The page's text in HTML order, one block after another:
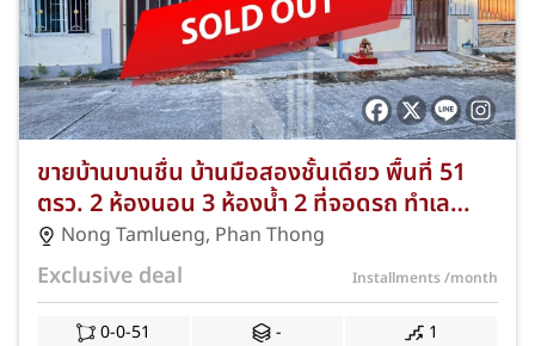
ขายบ้านบานชื่น บ้านมือสองชั้นเดียว พื้นที่ 51
ตรว. 2 ห้องนอน 3 ห้องน้ำ 2 ที่จอดรถ ทำเล
หนองตำลึง–พานทอง ชลบุรี ฟรีค่าธรรมเนียม
โอนถึงมิ.ย. 2569 JS-283
Nong Tamlueng, Phan Thong
Exclusive deal Installments/month
0-0-51 -
1